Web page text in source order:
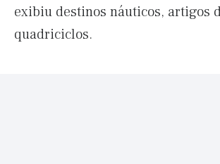
exibiu destinos náuticos, artigos
quadriciclos.